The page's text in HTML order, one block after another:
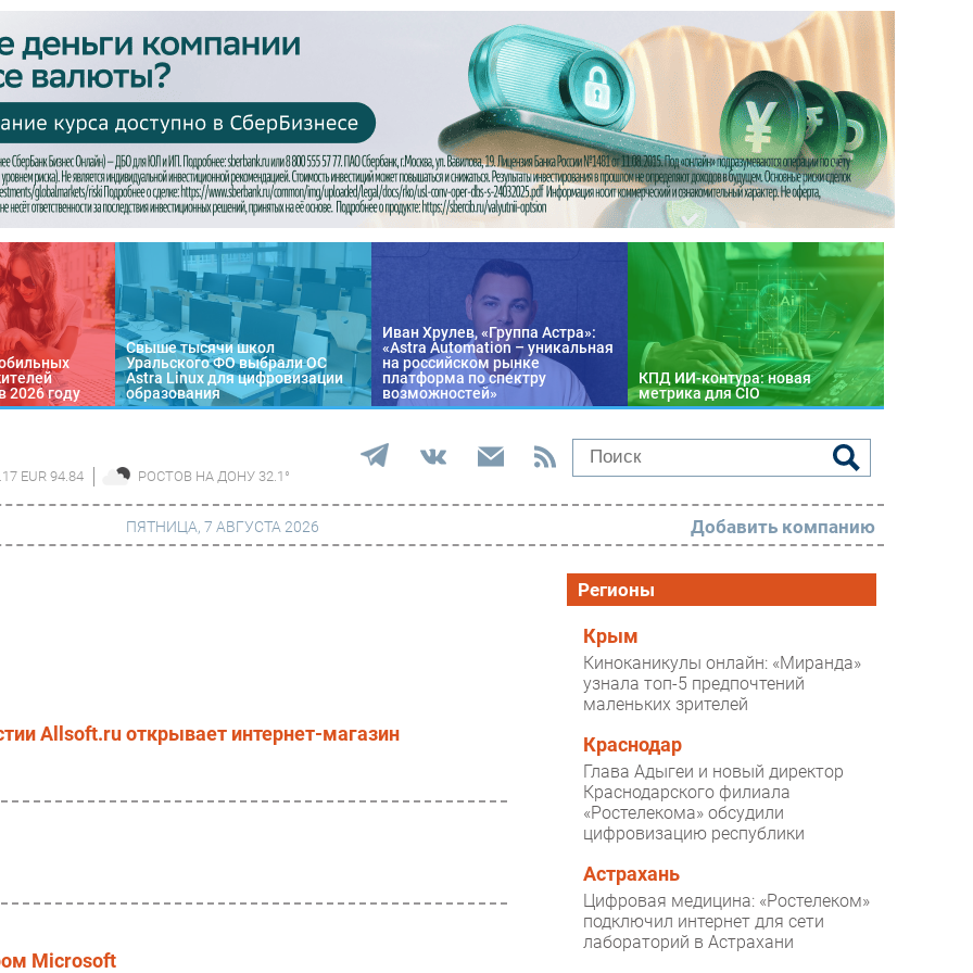
2026 году
Свыше тысячи школ
Уральского ФО выбрали ОС
Astra Linux для цифровизации
образования
Иван Хрулев, «Группа Астра»:
«Astra Automation – уникальная
на российском рынке
платформа по спектру
возможностей»
КПД ИИ-контура: новая
метрика для CIO
EUR 94.84 РОСТОВ НА ДОНУ 32.1 °
Инновации
РАЗДЕЛЫ
Новости
Аналитика
Интервью
Мероприятия
Проекты
IT класс
Каталог компаний
ПЯТНИЦА, 7 АВГУСТА 2026 Добавить компанию
Allsoft.ru открывает интернет-магазин
Microsoft
Регионы
Крым
Киноканикулы онлайн: «Миранда»
узнала топ-5 предпочтений
маленьких зрителей
Краснодар
Глава Адыгеи и новый директор
Краснодарского филиала
«Ростелекома» обсудили
цифровизацию республики
Астрахань
Цифровая медицина: «Ростелеком»
подключил интернет для сети
лабораторий в Астрахани